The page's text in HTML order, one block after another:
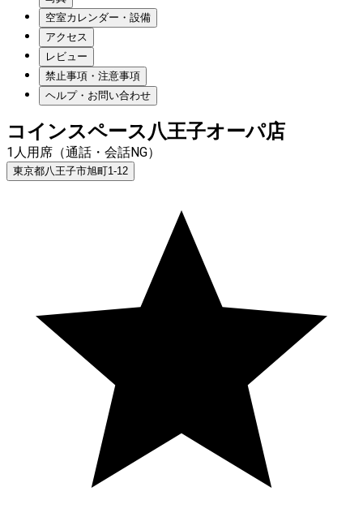
空室カレンダー・設備
アクセス
レビュー
禁止事項・注意事項
ヘルプ・お問い合わせ
コインスペース八王子オーパ店
1人用席（通話・会話NG）
東京都八王子市旭町1-12